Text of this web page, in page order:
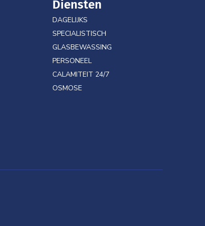
Diensten
DAGELIJKS
SPECIALISTISCH
GLASBEWASSING
PERSONEEL
CALAMITEIT 24/7
OSMOSE